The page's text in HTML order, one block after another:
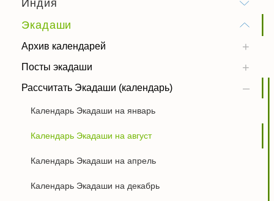
Индия
Экадаши
Архив календарей
Посты экадаши
Рассчитать Экадаши (календарь)
Календарь Экадаши на январь
Календарь Экадаши на август
Календарь Экадаши на апрель
Календарь Экадаши на декабрь